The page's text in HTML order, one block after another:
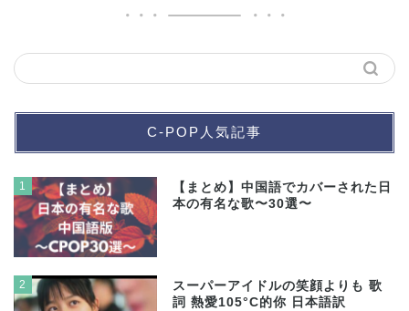
C-POP人気記事
1
【まとめ】中国語でカバーされた日
本の有名な歌〜30選〜
2
スーパーアイドルの笑顔よりも 歌
詞 熱愛105°C的你 日本語訳